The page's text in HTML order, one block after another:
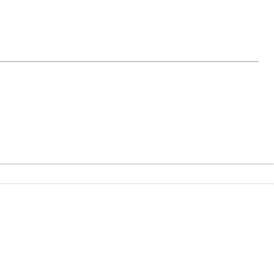
Pyrénées, à seulement 20 minutes de Castres et 10